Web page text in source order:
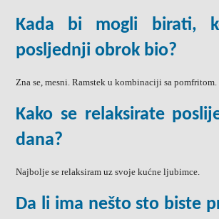
Kada bi mogli birati,
posljednji obrok bio?
Zna se, mesni. Ramstek u kombinaciji sa pomfritom.
Kako se relaksirate
dana?
Najbolje se relaksiram uz svoje kućne ljubimce.
Da li ima nešto sto biste